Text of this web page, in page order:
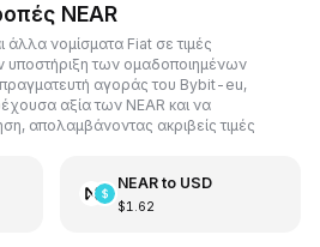
NEAR
άλλα νομίσματα Fiat σε τιμές
υποστήριξη των ομαδοποιημένων
αγοράς του Bybit-eu,
αξία των NEAR και να
απολαμβάνοντας ακριβείς τιμές
NEARto USD
$1.62